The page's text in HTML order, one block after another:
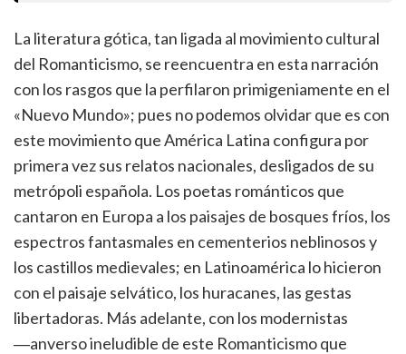
La literatura gótica, tan ligada al movimiento cultural
del Romanticismo, se reencuentra en esta narración
con los rasgos que la perfilaron primigeniamente en el
«Nuevo Mundo»; pues no podemos olvidar que es con
este movimiento que América Latina configura por
primera vez sus relatos nacionales, desligados de su
metrópoli española. Los poetas románticos que
cantaron en Europa a los paisajes de bosques fríos, los
espectros fantasmales en cementerios neblinosos y
los castillos medievales; en Latinoamérica lo hicieron
con el paisaje selvático, los huracanes, las gestas
libertadoras. Más adelante, con los modernistas
―anverso ineludible de este Romanticismo que